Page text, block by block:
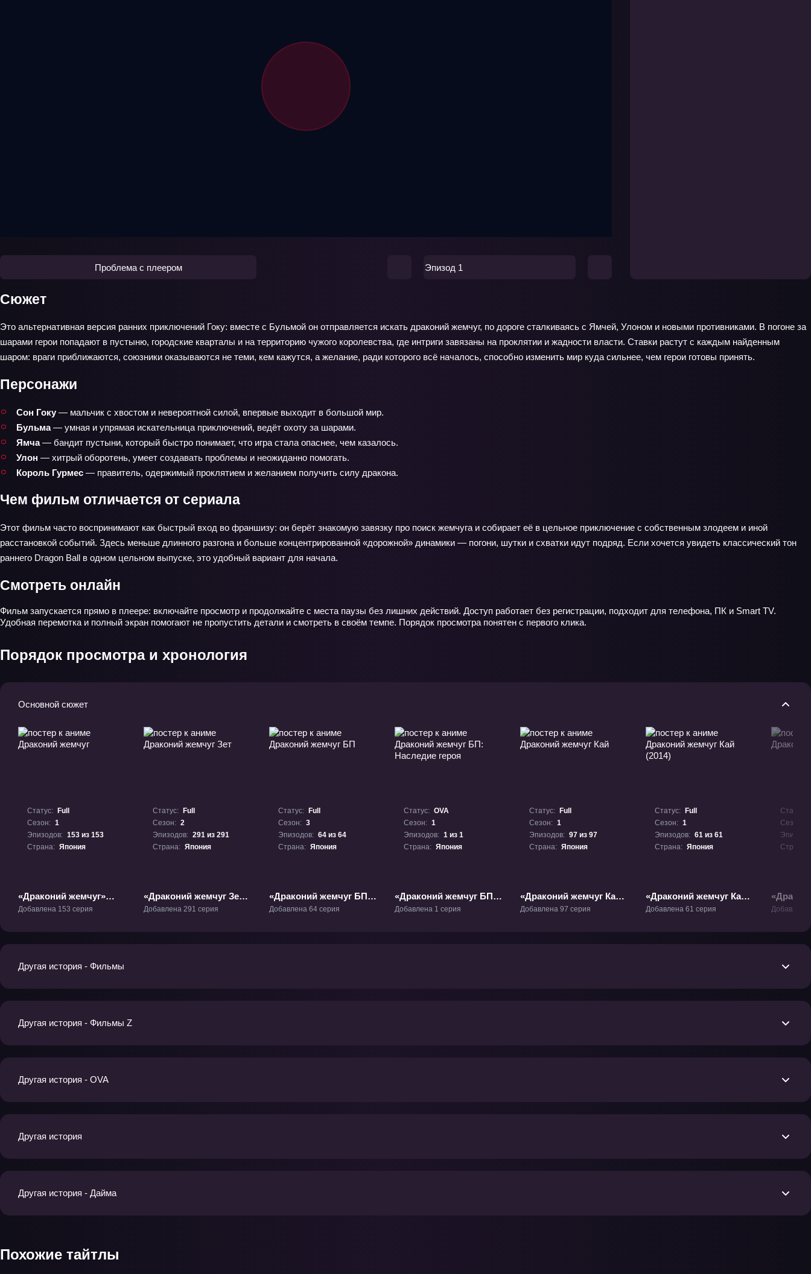
Проблема с плеером Эпизод 1
Сюжет
Это альтернативная версия ранних приключений Гоку: вместе с Бульмой он отправляется искать драконий жемчуг, по дороге сталкиваясь с Ямчей, Улоном и новыми противниками. В погоне за
шарами герои попадают в пустыню, городские кварталы и на территорию чужого королевства, где интриги завязаны на проклятии и жадности власти. Ставки растут с каждым найденным
шаром: враги приближаются, союзники оказываются не теми, кем кажутся, а желание, ради которого всё началось, способно изменить мир куда сильнее, чем герои готовы принять.
Персонажи
Сон Гоку — мальчик с хвостом и невероятной силой, впервые выходит в большой мир.
Бульма— умная и упрямая искательница приключений, ведёт охоту за шарами.
Ямча— бандит пустыни, который быстро понимает, что игра стала опаснее, чем казалось.
Улон — хитрый оборотень, умеет создавать проблемы и неожиданно помогать.
Король Гурмес — правитель, одержимый проклятием и желанием получить силу дракона.
Чем фильм отличается от сериала
Этот фильм часто воспринимают как быстрый вход во франшизу: он берёт знакомую завязку про поиск жемчуга и собирает её в цельное приключение с собственным злодеем и иной
расстановкой событий. Здесь меньше длинного разгона и больше концентрированной «дорожной» динамики — погони, шутки и схватки идут подряд. Если хочется увидеть классический тон
раннего Dragon Ball в одном цельном выпуске, это удобный вариант для начала.
Смотреть онлайн
Фильм запускается прямо в плеере: включайте просмотр и продолжайте с места паузы без лишних действий. Доступ работает без регистрации, подходит для телефона, ПК и Smart TV.
Удобная перемотка и полный экран помогают не пропустить детали и смотреть в своём темпе. Порядок просмотра понятен с первого клика.
Порядок просмотра и хронология
Основной сюжет
Статус:
Full
Сезон: 1
Эпизодов: 153 из 153
Страна: Япония
«Драконий жемчуг»
ТВ-1
Добавлена 153 серия
Статус:
Full
Сезон: 2
Эпизодов: 291 из 291
Страна: Япония
«Драконий жемчуг Зет»
ТВ-2
Добавлена 291 серия
Статус:
Full
Сезон: 3
Эпизодов: 64 из 64
Страна: Япония
«Драконий жемчуг БП»
ТВ-3
Добавлена 64 серия
Статус: OVA
Сезон: 1
Эпизодов: 1 из 1
Страна: Япония
«Драконий жемчуг БП:
Наследие героя» ОВА-1
Добавлена 1 серия
Статус:
Full
Сезон: 1
Эпизодов: 97 из 97
Страна: Япония
«Драконий жемчуг Кай»
ТВ-1
Добавлена 97 серия
Статус:
Full
Сезон: 1
Эпизодов: 61 из 61
Страна: Япония
«Драконий жемчуг Кай
(2014)» ТВ-1
Добавлена 61 серия
Статус:
Сезон:
Страна:
Супер»
Добавлена
Другая история - Фильмы
Другая история - Фильмы Z
Другая история - OVA
Другая история
Другая история - Дайма
Похожие тайтлы